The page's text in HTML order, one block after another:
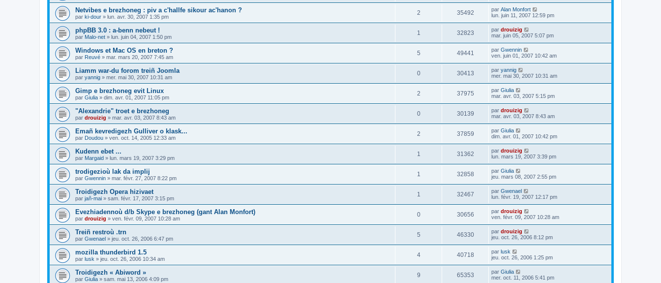
Netvibes e brezhoneg : piv a c'hallfe sikour ac'hanon ?
par ki-dour » lun. avr. 30, 2007 1:35 pm
2 35492 par Alan Monfort
lun. juin 11, 2007 12:59 pm
phpBB 3.0 : a-benn nebeut !
par Malo-net » lun. juin 04, 2007 1:50 pm
1 32823 par drouizig
mar. juin 05, 2007 5:07 pm
Windows et Mac OS en breton ?
par Reuvé » mar. mars 20, 2007 7:45 am
5 49441 par Gwennin
ven. juin 01, 2007 10:42 am
Liamm war-du forom treiñ Joomla
par yannig » mer. mai 30, 2007 10:31 am
0 30413 par yannig
mer. mai 30, 2007 10:31 am
Gimp e brezhoneg evit Linux
par Giulia » dim. avr. 01, 2007 11:05 pm
2 37975 par Giulia
mar. avr. 03, 2007 5:15 pm
"Alexandrie" troet e brezhoneg
par drouizig » mar. avr. 03, 2007 8:43 am
0 30139 par drouizig
mar. avr. 03, 2007 8:43 am
Emañ kevredigezh Gulliver o klask...
par Doudou » ven. oct. 14, 2005 12:33 am
2 37859 par Giulia
dim. avr. 01, 2007 10:42 pm
Kudenn ebet ...
par Margaid » lun. mars 19, 2007 3:29 pm
1 31362 par drouizig
lun. mars 19, 2007 3:39 pm
trodigezioù lak da implij
par Gwennin » mar. févr. 27, 2007 8:22 pm
1 32858 par Giulia
jeu. mars 08, 2007 2:55 pm
Troidigezh Opera hizivaet
par jañ-mai » sam. févr. 17, 2007 3:15 pm
1 32467 par Gwenael
lun. févr. 19, 2007 12:17 pm
Evezhiadennoù d/b Skype e brezhoneg (gant Alan Monfort)
par drouizig » ven. févr. 09, 2007 10:28 am
0 30656 par drouizig
ven. févr. 09, 2007 10:28 am
Treiñ restroù .trn
par Gwenael » jeu. oct. 26, 2006 6:47 pm
5 46330 par drouizig
jeu. oct. 26, 2006 8:12 pm
mozilla thunderbird 1.5
par lusk » jeu. oct. 26, 2006 10:34 am
4 40718 par lusk
jeu. oct. 26, 2006 1:25 pm
Troidigezh « Abiword »
par Giulia » sam. mai 13, 2006 4:09 pm
9 65353 par Giulia
mer. oct. 11, 2006 5:41 pm